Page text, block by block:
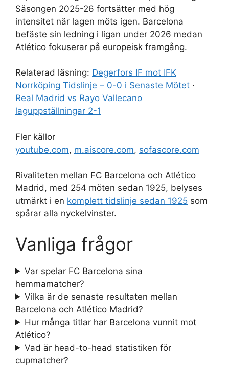
Säsongen 2025-26 fortsätter med hög
intensitet när lagen möts igen. Barcelona
befäste sin ledning i ligan under 2026 medan
Atlético fokuserar på europeisk framgång.
Relaterad läsning: Degerfors IF mot IFK
Norrköping Tidslinje – 0-0 i Senaste Mötet ·
Real Madrid vs Rayo Vallecano
laguppställningar 2-1
Fler källor
youtube.com, m.aiscore.com, sofascore.com
Rivaliteten mellan FC Barcelona och Atlético
Madrid, med 254 möten sedan 1925, belyses
utmärkt i en komplett tidslinje sedan 1925 som
spårar alla nyckelvinster.
Vanliga frågor
Var spelar FC Barcelona sina
hemmamatcher?
Vilka är de senaste resultaten mellan
Barcelona och Atlético Madrid?
Hur många titlar har Barcelona vunnit mot
Atlético?
Vad är head-to-head statistiken för
cupmatcher?